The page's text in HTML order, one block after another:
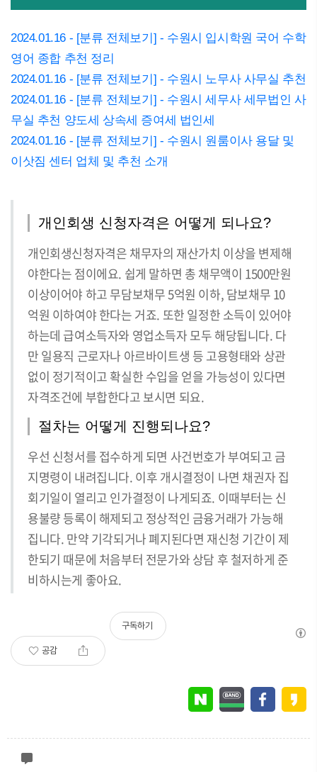
2024.01.16 - [분류 전체보기] - 수원시 입시학원 국어 수학
영어 종합 추천 정리
2024.01.16 - [분류 전체보기] - 수원시 노무사 사무실 추천
2024.01.16 - [분류 전체보기] - 수원시 세무사 세무법인 사
무실 추천 양도세 상속세 증여세 법인세
2024.01.16 - [분류 전체보기] - 수원시 원룸이사 용달 및
이삿짐 센터 업체 및 추천 소개
개인회생 신청자격은 어떻게 되나요?
개인회생신청자격은 채무자의 재산가치 이상을 변제해
야한다는 점이에요. 쉽게 말하면 총 채무액이 1500만원
이상이어야 하고 무담보채무 5억원 이하, 담보채무 10
억원 이하여야 한다는 거죠. 또한 일정한 소득이 있어야
하는데 급여소득자와 영업소득자 모두 해당됩니다. 다
만 일용직 근로자나 아르바이트생 등 고용형태와 상관
없이 정기적이고 확실한 수입을 얻을 가능성이 있다면
자격조건에 부합한다고 보시면 되요.
절차는 어떻게 진행되나요?
우선 신청서를 접수하게 되면 사건번호가 부여되고 금
지명령이 내려집니다. 이후 개시결정이 나면 채권자 집
회기일이 열리고 인가결정이 나게되죠. 이때부터는 신
용불량 등록이 해제되고 정상적인 금융거래가 가능해
집니다. 만약 기각되거나 폐지된다면 재신청 기간이 제
한되기 때문에 처음부터 전문가와 상담 후 철저하게 준
비하시는게 좋아요.
공감
구독하기